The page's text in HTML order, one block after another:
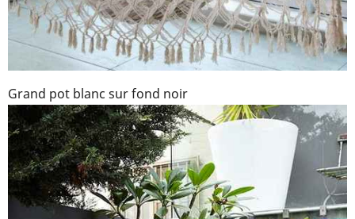
Grand pot blanc sur fond noir